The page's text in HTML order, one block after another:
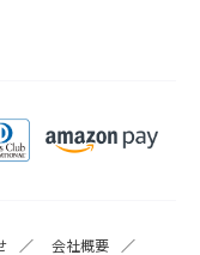
会社概要